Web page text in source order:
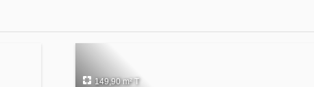
149,90 m² T